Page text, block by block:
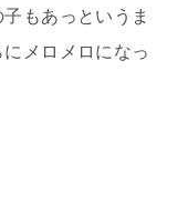
もあっというま
メロメロになっ